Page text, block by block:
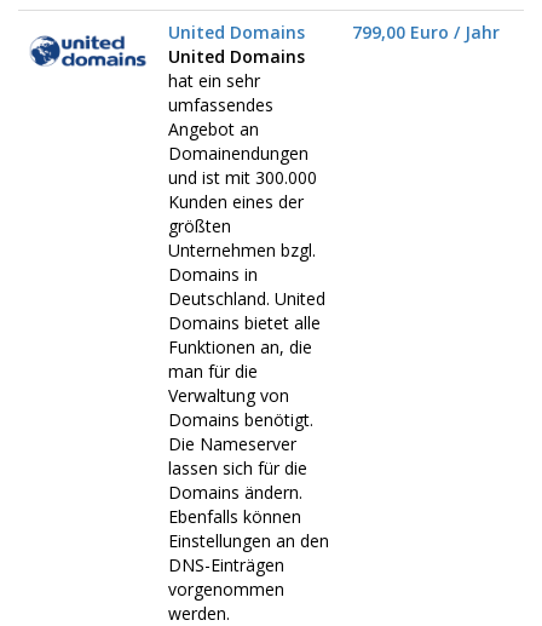
United Domains
United Domains
hat ein sehr
umfassendes
Angebot an
Domainendungen
und ist mit 300.000
Kunden eines der
größten
Unternehmen bzgl.
Domains in
Deutschland. United
Domains bietet alle
Funktionen an, die
man für die
Verwaltung von
Domains benötigt.
Die Nameserver
lassen sich für die
Domains ändern.
Ebenfalls können
Einstellungen an den
DNS-Einträgen
vorgenommen
werden.
799,00 Euro / Jahr